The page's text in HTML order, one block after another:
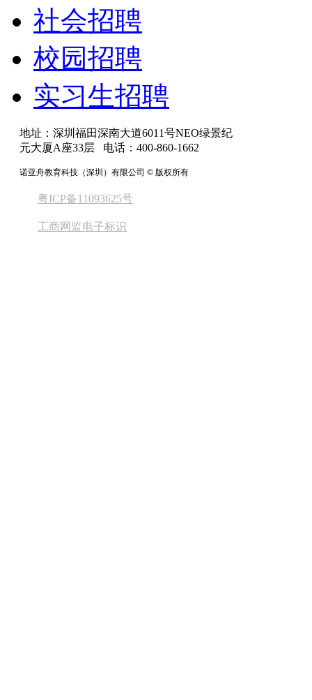
社会招聘
校园招聘
实习生招聘
地址：深圳福田深南大道6011号NEO绿景纪
元大厦A座33层 电话：400-860-1662
诺亚舟教育科技（深圳）有限公司 © 版权所有
粤ICP备11093625号
工商网监电子标识